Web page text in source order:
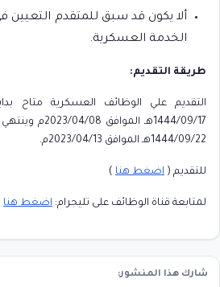
ألا يكون قد سبق للمتقدم
الخدمة العسكرية.
طريقة التقديم:
التقديم علي الوظائف العسكرية متاح
1444/09/17هـ
1444/09/22هـ الموافق 2023/04/13م.
للتقديم ( اضغط هنا )
لمتابعة قناة الوظائف على تليجرام: اضغط هنا
شارك هذا المنشور: